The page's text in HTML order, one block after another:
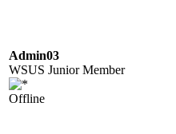
Admin03
WSUS Junior Member
Offline